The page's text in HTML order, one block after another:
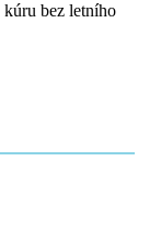
bez letního